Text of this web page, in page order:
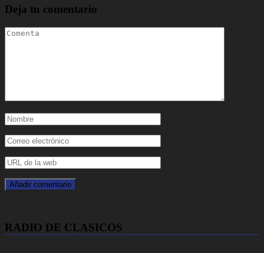
Deja tu comentario
RADIO DE CLASICOS